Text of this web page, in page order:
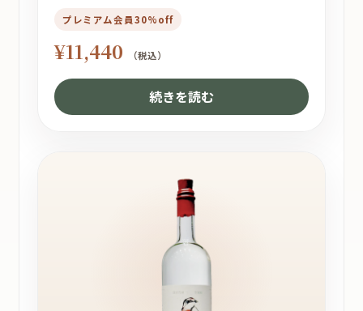
プレミアム会員30%off
¥11,440 （税込）
続きを読む